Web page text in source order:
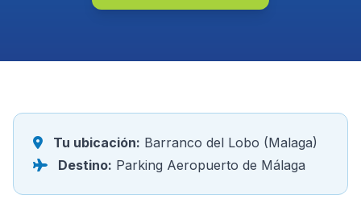
Tu ubicación: Barranco del Lobo (Malaga)
Destino: Parking Aeropuerto de Málaga